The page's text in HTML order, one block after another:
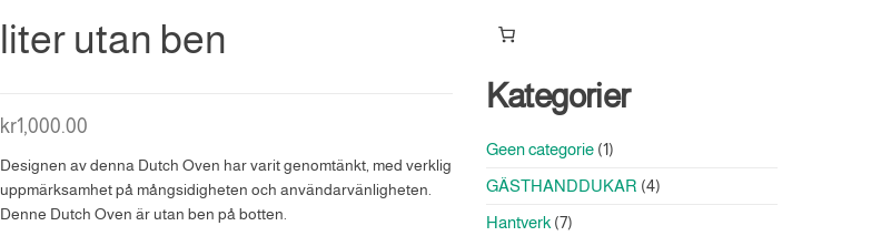
liter utan ben
kr1,000.00
Designen av denna Dutch Oven har varit genomtänkt, med verklig
uppmärksamhet på mångsidigheten och användarvänligheten.
Denne Dutch Oven är utan ben på botten.
Kategorier
Geen categorie 11
GÄSTHANDDUKAR 44
Hantverk 77